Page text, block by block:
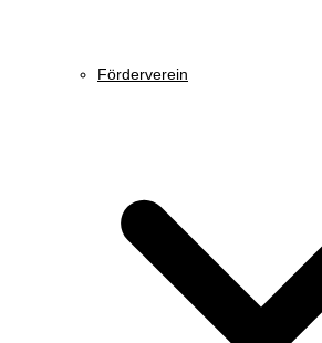
Förderverein